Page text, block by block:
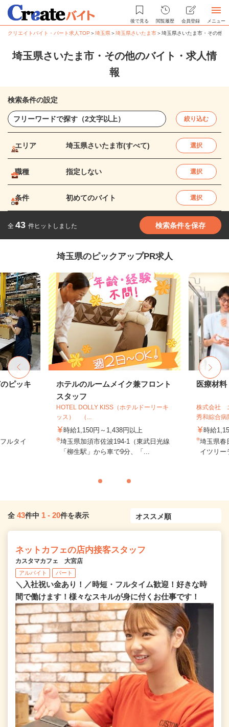
後で見る 閲覧履歴 会員登録 メニュー
クリエイトバイト・パート求人TOP ＞埼玉県＞埼玉県さいたま市＞埼玉県さいたま市・その他
埼玉県さいたま市・その他のバイト・求人情
報
検索条件の設定
絞り込む
エリア 埼玉県さいたま市(すべて) 選択
職種 指定しない 選択
条件 初めてのバイト 選択
全 43 件ヒットしました 検索条件を保存
埼玉県のピックアップPR求人
ピッキ
ルタイ
ホテルのルームメイク兼フロント
スタッフ
HOTEL DOLLY KISS（ホテルドーリーキ
ッス） （...
時給1,150円～1,438円以上
埼玉県加須市佐波194-1（東武日光線
「柳生駅」から車で9分、「...
医療材
株式会社
秀和綜合病
時給
埼玉県春
イツリー
全 43件中 1 - 20件を表示
ネットカフェの店内接客スタッフ
カスタマカフェ 大宮店
アルバイト パート
＼入社祝い金あり！／時短・フルタイム歓迎！好きな時
間で働けます！様々なスキルが身に付くお仕事です！